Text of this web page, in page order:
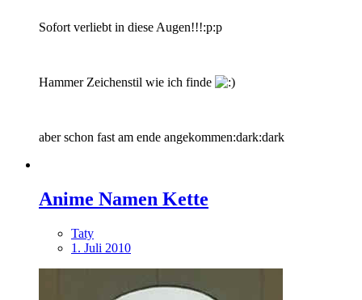
Sofort verliebt in diese Augen!!!:p:p
Hammer Zeichenstil wie ich finde
aber schon fast am ende angekommen:dark:dark
Anime Namen Kette
Taty
1. Juli 2010